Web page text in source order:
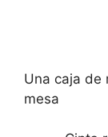
Una caja de
mesa